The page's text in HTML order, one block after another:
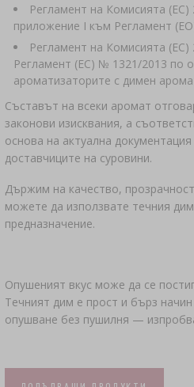
Регламент на Комисията
приложение I към Регламент
Регламент на Комисията
Регламент (ЕС) № 1321/2013 по
ароматизаторите с димен
Съставът на всеки аромат
законови изисквания, а
основа на актуална
доставчиците на суровини.
Държим на качество,
можете да използвате течния
предназначение.
Опушеният вкус може да се
Течният дим е прост и бърз
опушване без пушилня —